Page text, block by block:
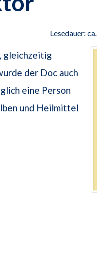
Lesedauer:
, gleichzeitig
der Doc auch
eine Person
und Heilmittel